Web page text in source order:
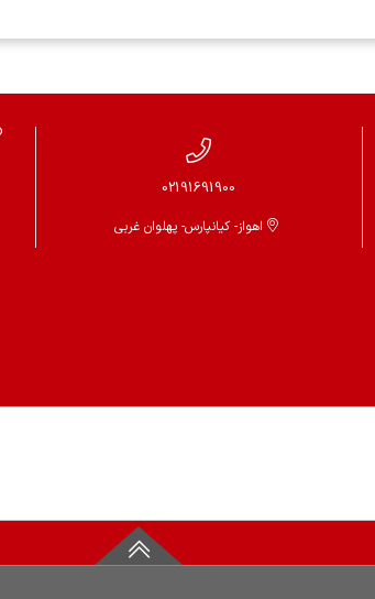
02191691900
اهواز- کیانپارس- پهلوان غربی